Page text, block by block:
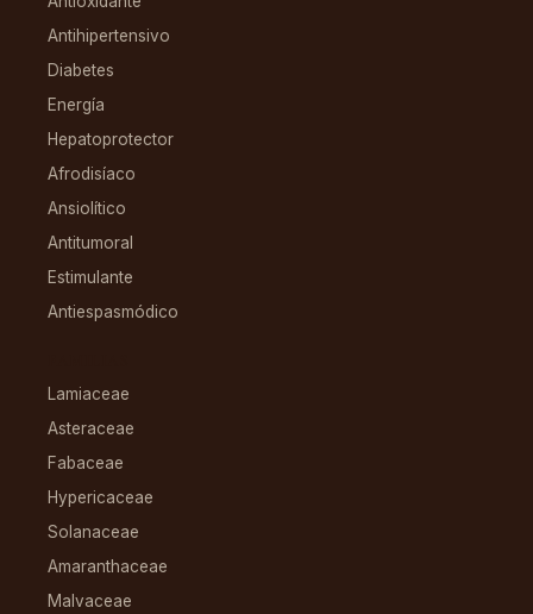
Antihipertensivo
Diabetes
Energía
Hepatoprotector
Afrodisíaco
Ansiolítico
Antitumoral
Estimulante
Antiespasmódico
Lamiaceae
Asteraceae
Fabaceae
Hypericaceae
Solanaceae
Amaranthaceae
Malvaceae